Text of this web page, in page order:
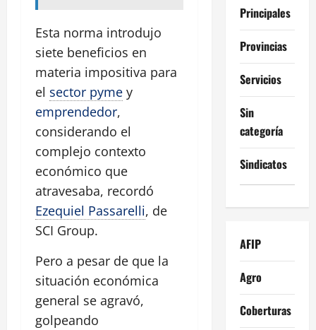
Esta norma introdujo
siete beneficios en
materia impositiva para
el sector pyme y
emprendedor,
considerando el
complejo contexto
económico que
atravesaba, recordó
Ezequiel Passarelli, de
SCI Group.
Pero a pesar de que la
situación económica
general se agravó,
golpeando
Principales
Provincias
Servicios
Sin
categoría
Sindicatos
AFIP
Agro
Coberturas